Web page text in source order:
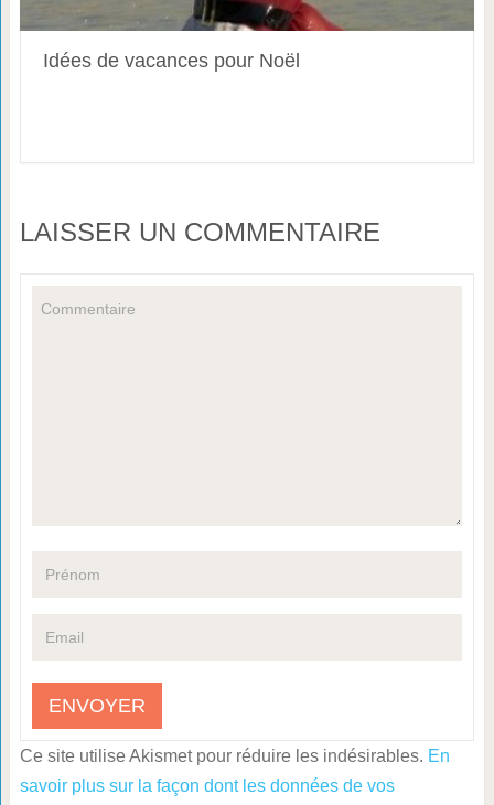
Idées de vacances pour Noël
LAISSER UN COMMENTAIRE
Ce site utilise Akismet pour réduire les indésirables. En
savoir plus sur la façon dont les données de vos